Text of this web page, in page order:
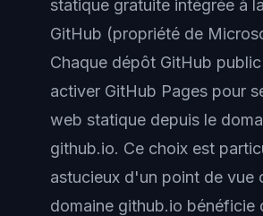
statique gratuite intégrée à
GitHub (propriété de
Chaque dépôt GitHub
activer GitHub Pages pour
web statique depuis le
github.io. Ce choix est
astucieux d'un point de vue
domaine github.io bénéficie